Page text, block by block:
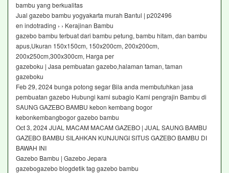
bambu yang berkualitas
Jual gazebo bambu yogyakarta murah Bantul | p202496
en indotrading › › Kerajinan Bambu
gazebo bambu terbuat dari bambu petung, bambu hitam, dan bambu
apus,Ukuran 150x150cm, 150x200cm, 200x200cm,
200x250cm,300x300cm, Harga per
gazeboku | Jasa pembuatan gazebo,halaman taman, taman
gazeboku
Feb 29, 2024 bunga potong segar Bila anda membutuhkan jasa
pembuatan gazebo Hubungi kami subagio Kami pengrajin Bambu di
SAUNG GAZEBO BAMBU kebon kembang bogor
kebonkembangbogor gazebo bambu
Oct 3, 2024 JUAL MACAM MACAM GAZEBO | JUAL SAUNG BAMBU
GAZEBO BAMBU SILAHKAN KUNJUNGI SITUS GAZEBO BAMBU DI
BAWAH INI
Gazebo Bambu | Gazebo Jepara
gazebogazebo blogdetik tag gazebo bambu